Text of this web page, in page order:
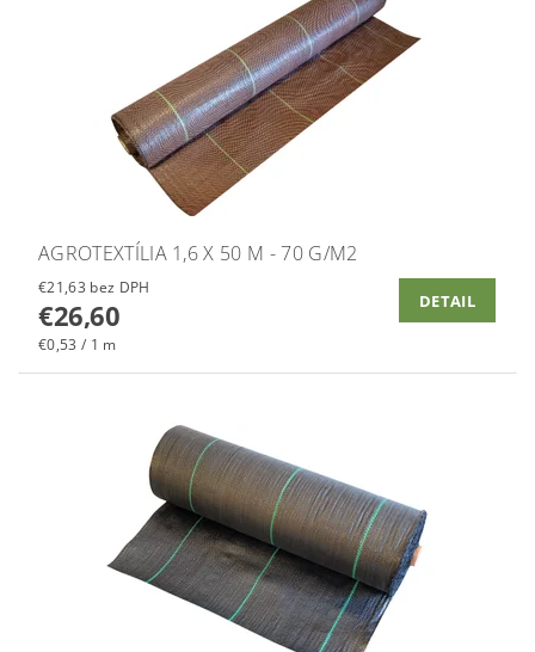
AGROTEXTÍLIA 1,6 X 50 M - 70 G/M2
€21,63 bez DPH
€26,60
€0,53 / 1 m
DETAIL